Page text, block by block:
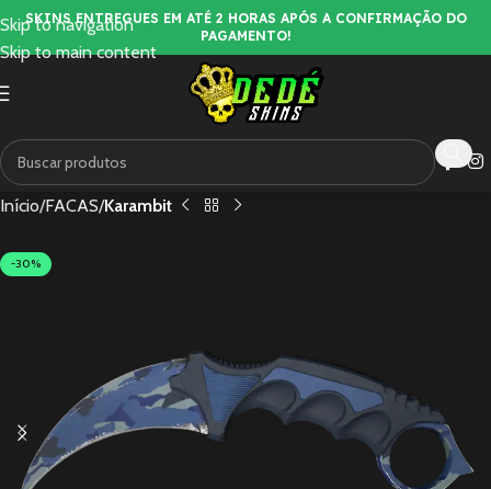
Skip to navigation
Skip to main content
SKINS ENTREGUES EM ATÉ 2 HORAS APÓS A CONFIRMAÇÃO DO
PAGAMENTO!
Início FACAS Karambit
-30%